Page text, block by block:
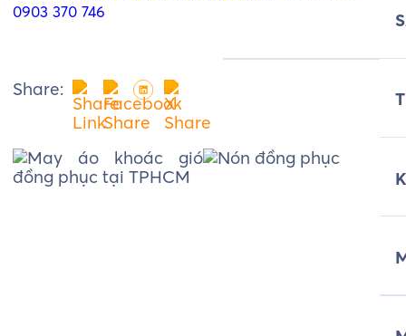
0903 370 746
Share: